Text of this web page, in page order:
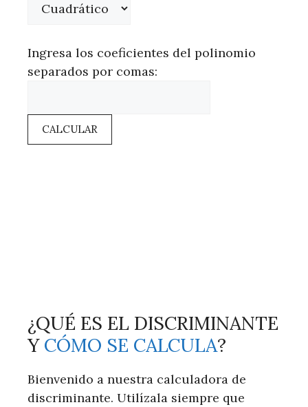
Ingresa los coeficientes del polinomio
separados por comas:
CALCULAR
¿QUÉ ES EL DISCRIMINANTE
Y CÓMO SE CALCULA?
Bienvenido a nuestra calculadora de
discriminante. Utilízala siempre que